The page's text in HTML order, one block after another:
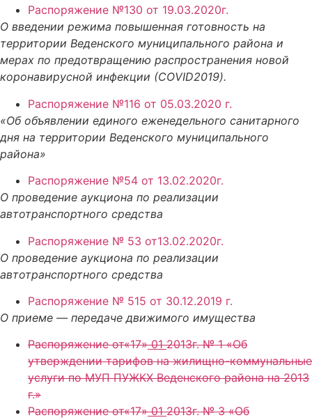
Распоряжение №130 от 19.03.2020г.
О введении режима повышенная готовность на
территории Веденского муниципального района и
мерах по предотвращению распространения новой
коронавирусной инфекции (СОVID2019).
Распоряжение №116 от 05.03.2020 г.
«Об объявлении единого еженедельного санитарного
дня на территории Веденского муниципального
района»
Распоряжение №54 от 13.02.2020г.
О проведение аукциона по реализации
автотранспортного средства
Распоряжение № 53 от13.02.2020г.
О проведение аукциона по реализации
автотранспортного средства
Распоряжение № 515 от 30.12.2019 г.
О приеме — передаче движимого имущества
Распоряжение от«17»012013г. № 1 «Об
утверждении тарифов на жилищно-коммунальные
услуги по МУП ПУЖКХ Веденского района на 2013
г.»
Распоряжение от«17»012013г. № 3 «Об